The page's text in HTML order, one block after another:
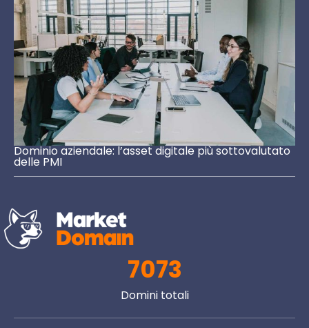
Dominio aziendale: l’asset digitale più sottovalutato
delle PMI
7073
Domini totali